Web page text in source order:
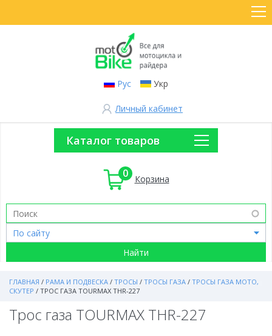
Рус Укр
Личный кабинет
Каталог товаров
0 Корзина
ГЛАВНАЯ / РАМА И ПОДВЕСКА / ТРОСЫ / ТРОСЫ ГАЗА / ТРОСЫ ГАЗА МОТО,
СКУТЕР / ТРОС ГАЗА TOURMAX THR-227
Трос газа TOURMAX THR-227